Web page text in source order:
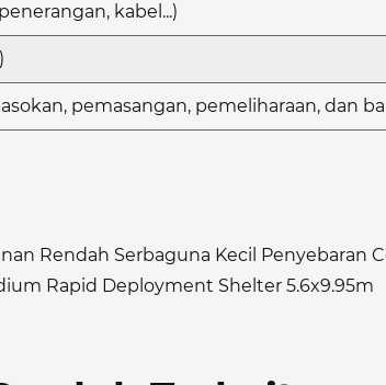
kabel...)
pemasangan, pemeliharaan, dan
Rendah Serbaguna Kecil Penyebaran
Rapid Deployment Shelter 5.6x9.95m